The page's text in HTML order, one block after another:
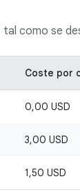
como se
Coste por
0,00 USD
3,00 USD
1,50 USD